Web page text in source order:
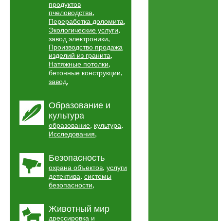
продуктов
пчеловодства,
Переработка доломита,
Экологические услуги,
завод электроники,
Производство продажа
изделий из гранита,
Натяжные потолки,
бетонные конструкции,
завод,
Образование и
культура
образование, культура,
Исследования,
Безопасность
охрана объектов, услуги
детектива, системы
безопасности,
Животный мир
дрессировка и